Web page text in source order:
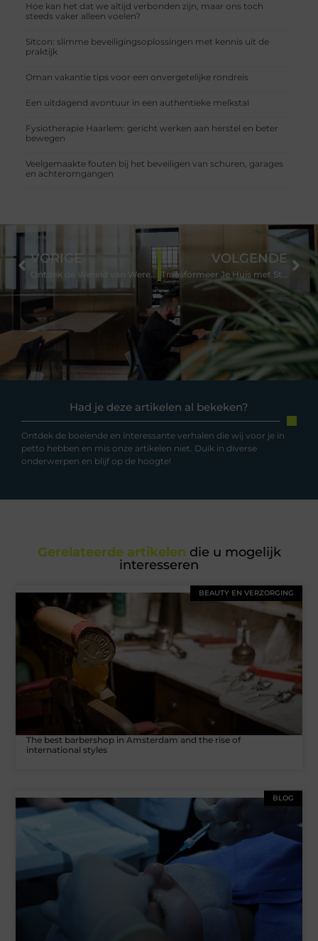
Hoe kan het dat we altijd verbonden zijn, maar ons toch
steeds vaker alleen voelen?
Sitcon: slimme beveiligingsoplossingen met kennis uit de
praktijk
Oman vakantie tips voor een onvergetelijke rondreis
Een uitdagend avontuur in een authentieke melkstal
Fysiotherapie Haarlem: gericht werken aan herstel en beter
bewegen
Veelgemaakte fouten bij het beveiligen van schuren, garages
en achteromgangen
Had je deze artikelen al bekeken?
Ontdek de boeiende en interessante verhalen die wij voor je in
petto hebben en mis onze artikelen niet. Duik in diverse
onderwerpen en blijf op de hoogte!
VORIGE
Ontdek de Wereld van Wereldwinkel in Hoogeveen
VOLGENDE
Transformeer Je Huis met Stijlvolle Woninginrichting in Etten-Leur
Gerelateerde artikelen die u mogelijk
interesseren
BEAUTY EN VERZORGING
The best barbershop in Amsterdam and the rise of
international styles
BLOG